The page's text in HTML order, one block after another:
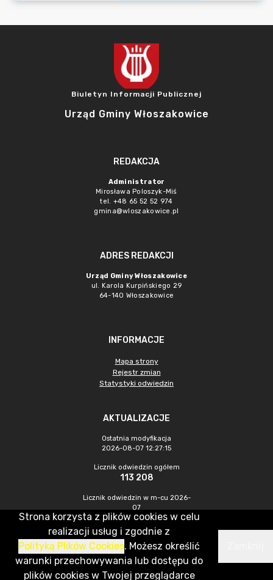
Biuletyn Informacji Publicznej
Urząd Gminy Włoszakowice
REDAKCJA
Administrator
Mirosława Poloszyk-Miś
tel. +48 65 52 52 974
gmina@wloszakowice.pl
ADRES REDAKCJI
Urząd Gminy Włoszakowice
ul. Karola Kurpińskiego 29
64-140 Włoszakowice
INFORMACJE
Mapa strony
Rejestr zmian
Statystyki odwiedzin
AKTUALIZACJE
Ostatnia modyfikacja
2026-08-07 12:27:15
Licznik odwiedzin ogółem
113 208
Licznik odwiedzin w m-cu 2026-
07
538
CMS & Hosting: Nefeni Sp. z o.o.
Strona korzysta z plików cookies w celu
realizacji usług i zgodnie z
Polityką Plików Cookies. Możesz określić
warunki przechowywania lub dostępu do
plików cookies w Twojej przeglądarce